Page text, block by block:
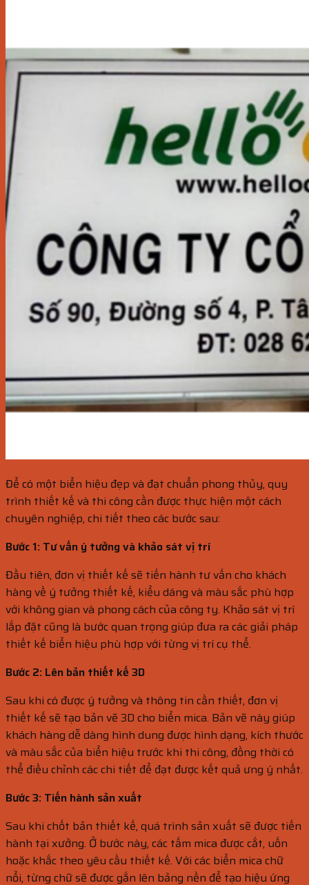
Để có một biển hiệu đẹp và đạt chuẩn phong thủy, quy
trình thiết kế và thi công cần được thực hiện một cách
chuyên nghiệp, chi tiết theo các bước sau:
Bước 1: Tư vấn ý tưởng và khảo sát vị trí
Đầu tiên, đơn vị thiết kế sẽ tiến hành tư vấn cho khách
hàng về ý tưởng thiết kế, kiểu dáng và màu sắc phù hợp
với không gian và phong cách của công ty. Khảo sát vị trí
lắp đặt cũng là bước quan trọng giúp đưa ra các giải pháp
thiết kế biển hiệu phù hợp với từng vị trí cụ thể.
Bước 2: Lên bản thiết kế 3D
Sau khi có được ý tưởng và thông tin cần thiết, đơn vị
thiết kế sẽ tạo bản vẽ 3D cho biển mica. Bản vẽ này giúp
khách hàng dễ dàng hình dung được hình dạng, kích thước
và màu sắc của biển hiệu trước khi thi công, đồng thời có
thể điều chỉnh các chi tiết để đạt được kết quả ưng ý nhất.
Bước 3: Tiến hành sản xuất
Sau khi chốt bản thiết kế, quá trình sản xuất sẽ được tiến
hành tại xưởng. Ở bước này, các tấm mica được cắt, uốn
hoặc khắc theo yêu cầu thiết kế. Với các biển mica chữ
nổi, từng chữ sẽ được gắn lên bảng nền để tạo hiệu ứng